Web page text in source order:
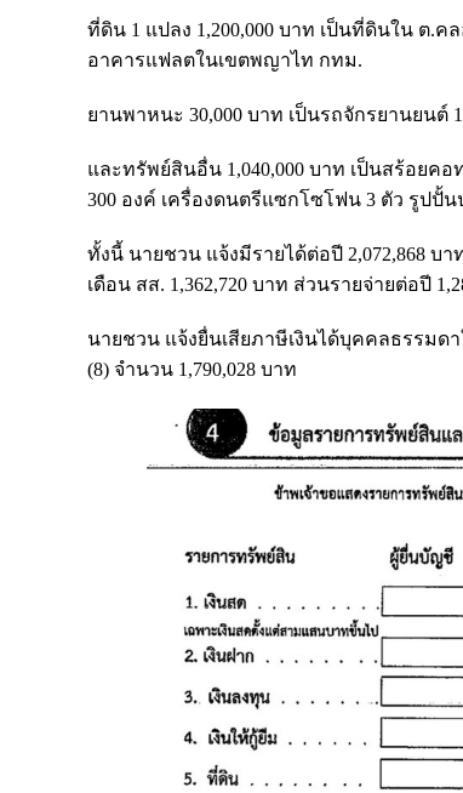
ที่ดิน 1 แปลง 1,200,000 บาท เป็นที่ดินใน ต.ค
อาคารแฟลตในเขตพญาไท กทม.
ยานพาหนะ 30,000 บาท เป็นรถจักรยานยนต์
และทรัพย์สินอื่น 1,040,000 บาท เป็นสร้อยค
300 องค์ เครื่องดนตรีแซกโซโฟน 3 ตัว รูปปั้
ทั้งนี้ นายชวน แจ้งมีรายได้ต่อปี 2,072,868 บา
เดือน สส. 1,362,720 บาท ส่วนรายจ่ายต่อปี
นายชวน แจ้งยื่นเสียภาษีเงินได้บุคคลธรรมด
(8) จำนวน 1,790,028 บาท